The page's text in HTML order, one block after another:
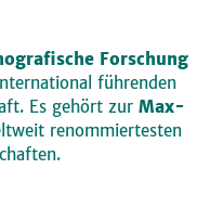
Forschung
führenden
Es gehört zur Max-
renommiertesten